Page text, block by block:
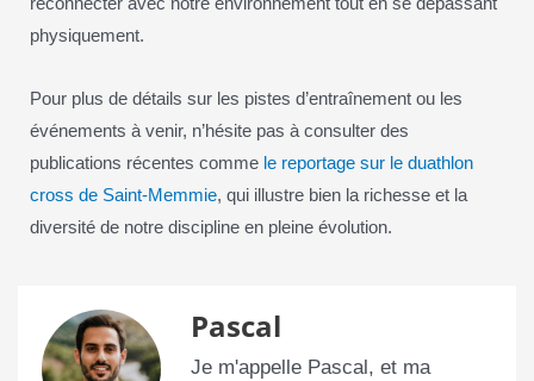
reconnecter avec notre environnement tout en se dépassant
physiquement.
Pour plus de détails sur les pistes d’entraînement ou les
événements à venir, n’hésite pas à consulter des
publications récentes comme le reportage sur le duathlon
cross de Saint-Memmie, qui illustre bien la richesse et la
diversité de notre discipline en pleine évolution.
Pascal
Je m'appelle Pascal, et ma